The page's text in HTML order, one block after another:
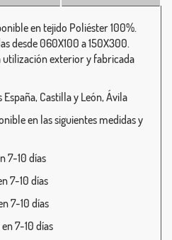
en tejido Poliéster 100%.
desde 060X100 a 150X300.
utilización exterior y fabricada
Castilla y León, Ávila
en las siguientes medidas y
7-10 días
7-10 días
7-10 días
7-10 días